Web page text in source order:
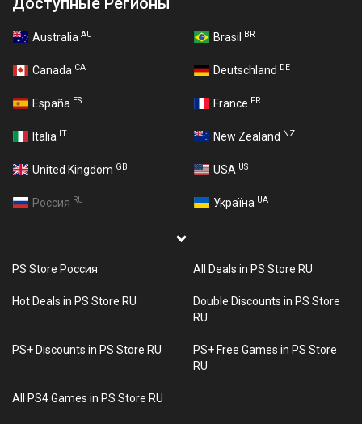
Australia AU Brasil BR
Canada CA Deutschland DE
España ES France FR
Italia IT New Zealand NZ
United Kingdom GB USA US
Россия RU Україна UA
PS Store Россия All Deals in PS Store RU
Hot Deals in PS Store RU
Double Discounts in PS Store
RU
PS+ Discounts in PS Store RU
PS+ Free Games in PS Store
RU
All PS4 Games in PS Store RU